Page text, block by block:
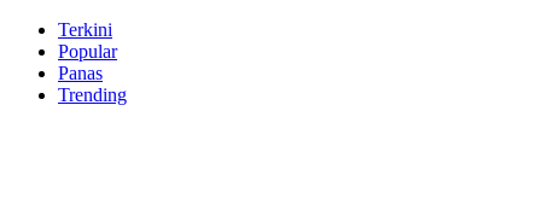
Terkini
Popular
Panas
Trending